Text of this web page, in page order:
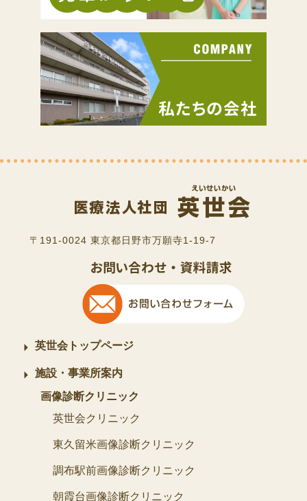
〒191-0024 東京都日野市万願寺1-19-7
英世会トップページ
施設・事業所案内
画像診断クリニック
英世会クリニック
東久留米画像診断クリニック
調布駅前画像診断クリニック
朝霞台画像診断クリニック